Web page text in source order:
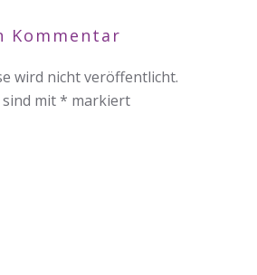
Kommentar
wird nicht veröffentlicht.
mit* markiert